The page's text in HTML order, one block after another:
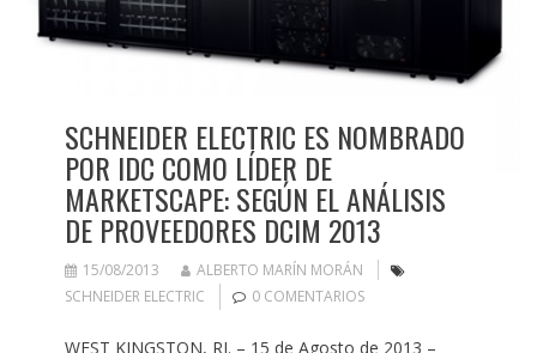
SCHNEIDER ELECTRIC ES NOMBRADO
POR IDC COMO LÍDER DE
MARKETSCAPE: SEGÚN EL ANÁLISIS
DE PROVEEDORES DCIM 2013
15/08/2013
ALBERTO MARÍN MORÁN
SCHNEIDER ELECTRIC
0 COMENTARIOS
WEST KINGSTON, RI. – 15 de Agosto de 2013 –